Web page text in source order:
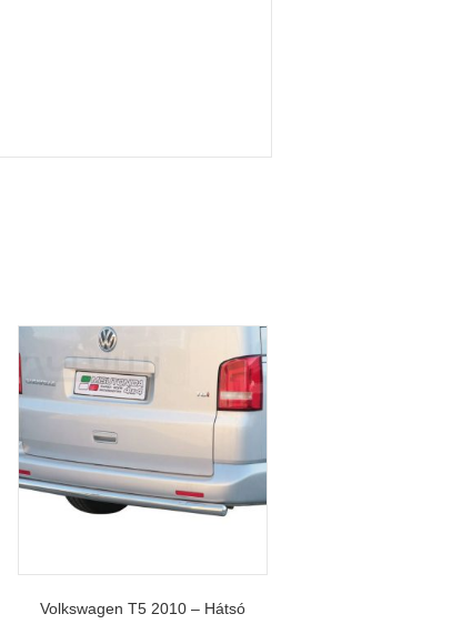
Volkswagen T5 2010 – Hátsó